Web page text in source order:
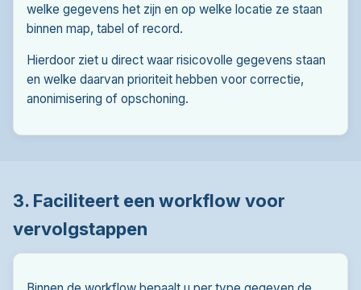
welke gegevens het zijn en op welke locatie ze staan
binnen map, tabel of record.
Hierdoor ziet u direct waar risicovolle gegevens staan
en welke daarvan prioriteit hebben voor correctie,
anonimisering of opschoning.
3. Faciliteert een workflow voor
vervolgstappen